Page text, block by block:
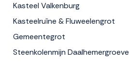
Kasteel Valkenburg
Kasteelruïne & Fluweelengrot
Gemeentegrot
Steenkolenmijn Daalhemergroeve